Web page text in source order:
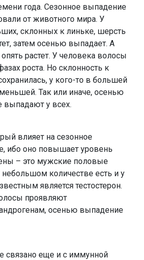
года. Сезонное выпадение
от животного мира. У
склонных к линьке, шерсть
затем осенью выпадает. А
растет. У человека волосы
роста. Но склонность к
у кого-то в большей
Так или иначе, осенью
выпадают у всех.
влияет на сезонное
ибо оно повышает уровень
– это мужские половые
количестве есть и у
является тестостерон.
проявляют
осенью выпадение
связано еще и с иммунной